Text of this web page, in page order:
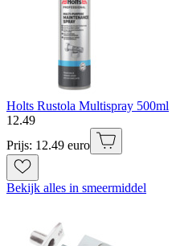
Holts Rustola Multispray 500ml
12.49
Prijs: 12.49 euro
Bekijk alles in smeermiddel